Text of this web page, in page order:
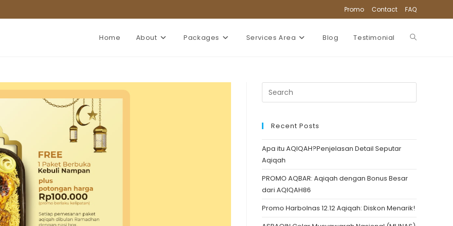
Promo Contact FAQ
Home About Packages Services Area Blog Testimonial Toggle
Recent Posts
Apa itu AQIQAH?Penjelasan Detail Seputar
Aqiqah
PROMO AQBAR: Aqiqah dengan Bonus Besar
dari AQIQAH86
Promo Harbolnas 12.12 Aqiqah: Diskon Menarik!